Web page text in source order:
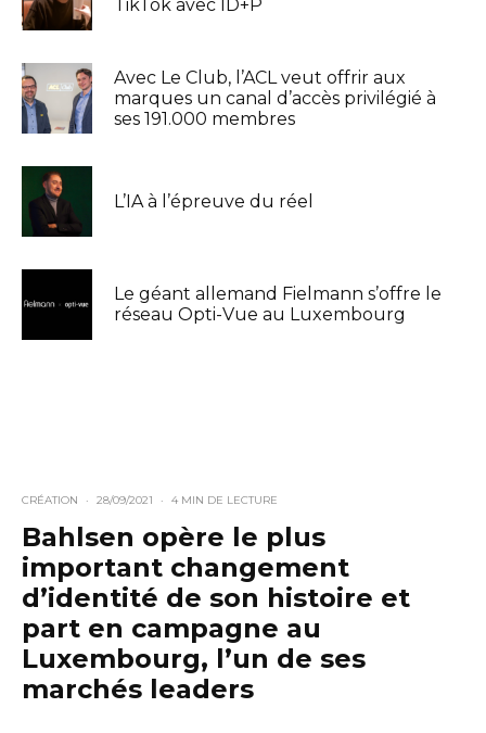
TikTok avec ID+P
Avec Le Club, l’ACL veut offrir aux
marques un canal d’accès privilégié à
ses 191.000 membres
L’IA à l’épreuve du réel
Le géant allemand Fielmann s’offre le
réseau Opti-Vue au Luxembourg
CRÉATION · 28/09/2021 · 4 MIN DE LECTURE
Bahlsen opère le plus
important changement
d’identité de son histoire et
part en campagne au
Luxembourg, l’un de ses
marchés leaders